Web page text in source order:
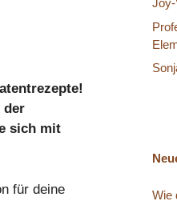
der
sich mit
für deine
Joy-
Wie